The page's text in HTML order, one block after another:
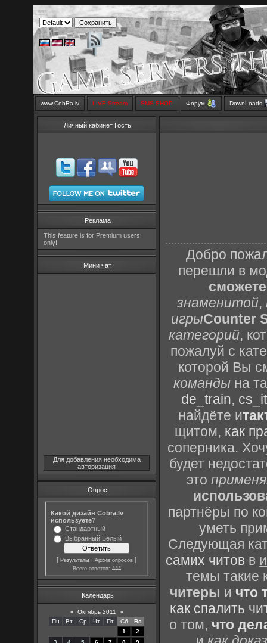
www.CobRa.lv LIVE Stream SMS SHOP Форум DownLoads
Личный кабинет Гость
Реклама
This feature is for Premium users
only!
Мини чат
Для добавления необходима
авторизация
Опрос
Какой дизайн Cobra.lv
используете?
Стандартный
Выбранный Белый
[Результаты ·Архив опросов ]
Всего ответов: 444
Календарь
« Октябрь 2011
»
Пн
Вт Ср Чт Пт Сб
Вс
1
2
Добро
перешли в
знаменитой,
игрыCounter
категорий,
пожалуй с
которой Вы
команды на
de_train,
найдёте и
щитом, как
соперника.
будет
это
партнёры по
уметь
Следующая
самих читов в
темы такие
читеры и что
как спалить
о том, что